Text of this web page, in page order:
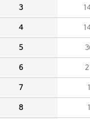
3
4
5
6
7
8